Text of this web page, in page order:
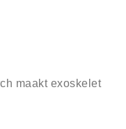
maakt exoskelet